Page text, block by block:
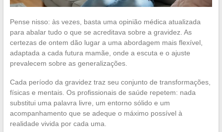
Pense nisso: às vezes, basta uma opinião médica atualizada
para abalar tudo o que se acreditava sobre a gravidez. As
certezas de ontem dão lugar a uma abordagem mais flexível,
adaptada a cada futura mamãe, onde a escuta e o ajuste
prevalecem sobre as generalizações.
Cada período da gravidez traz seu conjunto de transformações,
físicas e mentais. Os profissionais de saúde repetem: nada
substitui uma palavra livre, um entorno sólido e um
acompanhamento que se adeque o máximo possível à
realidade vivida por cada uma.